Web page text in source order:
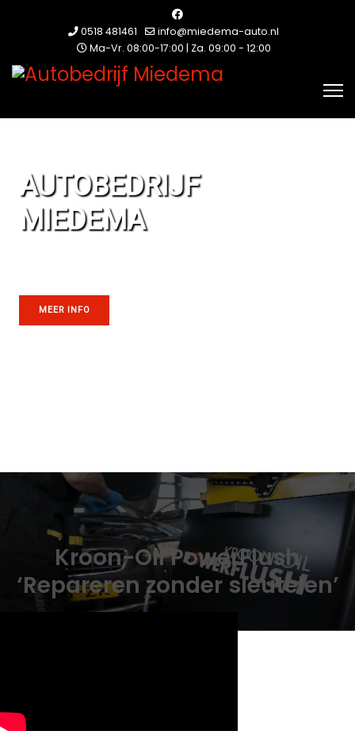
0518 481461
info@miedema-auto.nl
Ma-Vr. 08:00-17:00 | Za. 09:00 - 12:00
AUTOBEDRIJF
MIEDEMA
MEER INFO
Kroon-Oil PowerFlush
‘Repareren zonder sleutelen’